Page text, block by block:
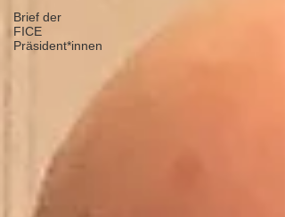
Brief der
FICE
Präsident*innen